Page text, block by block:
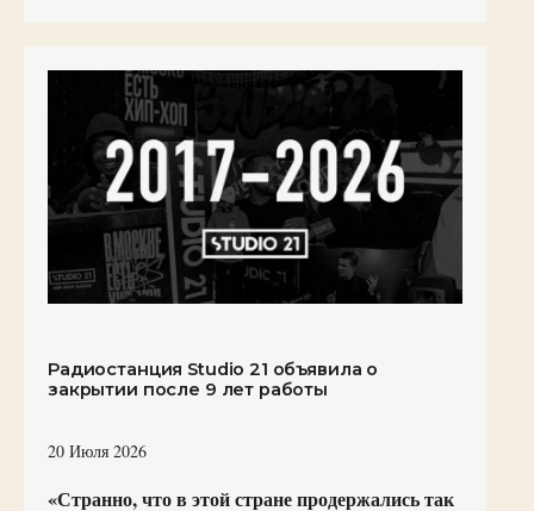
Радиостанция Studio 21 объявила о
закрытии после 9 лет работы
20 Июля 2026
«Странно, что в этой стране продержались так